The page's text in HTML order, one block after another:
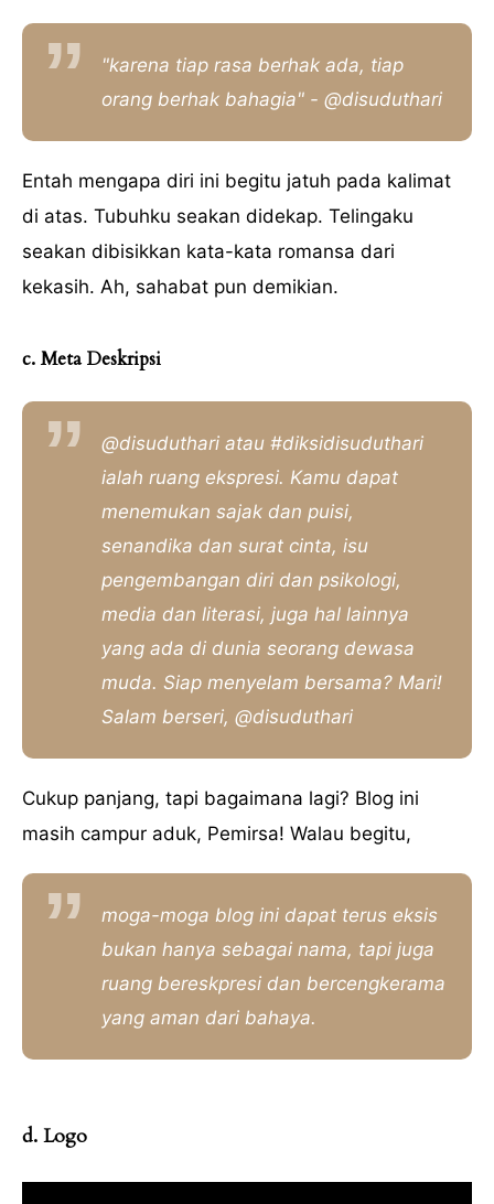
"karena tiap rasa berhak ada, tiap
orang berhak bahagia" - @disuduthari
Entah mengapa diri ini begitu jatuh pada kalimat
di atas. Tubuhku seakan didekap. Telingaku
seakan dibisikkan kata-kata romansa dari
kekasih. Ah, sahabat pun demikian.
c. Meta Deskripsi
@disuduthari atau #diksidisuduthari
ialah ruang ekspresi. Kamu dapat
menemukan sajak dan puisi,
senandika dan surat cinta, isu
pengembangan diri dan psikologi,
media dan literasi, juga hal lainnya
yang ada di dunia seorang dewasa
muda. Siap menyelam bersama? Mari!
Salam berseri, @disuduthari
Cukup panjang, tapi bagaimana lagi? Blog ini
masih campur aduk, Pemirsa! Walau begitu,
moga-moga blog ini dapat terus eksis
bukan hanya sebagai nama, tapi juga
ruang bereskpresi dan bercengkerama
yang aman dari bahaya.
d. Logo